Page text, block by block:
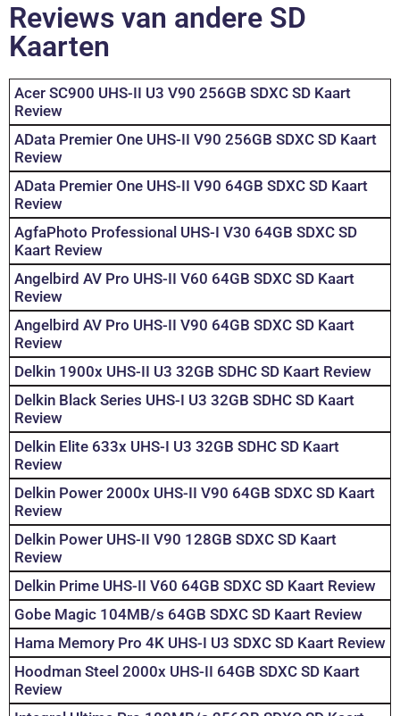
Reviews van andere SD
Kaarten
Acer SC900 UHS-II U3 V90 256GB SDXC SD Kaart
Review
AData Premier One UHS-II V90 256GB SDXC SD Kaart
Review
AData Premier One UHS-II V90 64GB SDXC SD Kaart
Review
AgfaPhoto Professional UHS-I V30 64GB SDXC SD
Kaart Review
Angelbird AV Pro UHS-II V60 64GB SDXC SD Kaart
Review
Angelbird AV Pro UHS-II V90 64GB SDXC SD Kaart
Review
Delkin 1900x UHS-II U3 32GB SDHC SD Kaart Review
Delkin Black Series UHS-I U3 32GB SDHC SD Kaart
Review
Delkin Elite 633x UHS-I U3 32GB SDHC SD Kaart
Review
Delkin Power 2000x UHS-II V90 64GB SDXC SD Kaart
Review
Delkin Power UHS-II V90 128GB SDXC SD Kaart
Review
Delkin Prime UHS-II V60 64GB SDXC SD Kaart Review
Gobe Magic 104MB/s 64GB SDXC SD Kaart Review
Hama Memory Pro 4K UHS-I U3 SDXC SD Kaart Review
Hoodman Steel 2000x UHS-II 64GB SDXC SD Kaart
Review